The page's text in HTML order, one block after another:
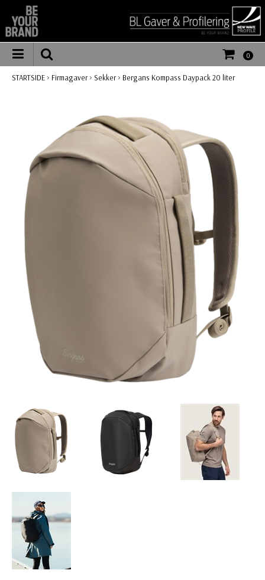
0
STARTSIDE> Firmagaver> Sekker> Bergans Kompass Daypack 20 liter